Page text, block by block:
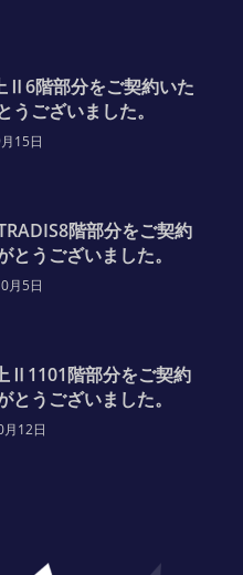
Ⅱ6階部分をご契約いた
うございました。
15日
階部分をご契約
とうございました。
月5日
Ⅱ1101階部分をご契約
とうございました。
12日